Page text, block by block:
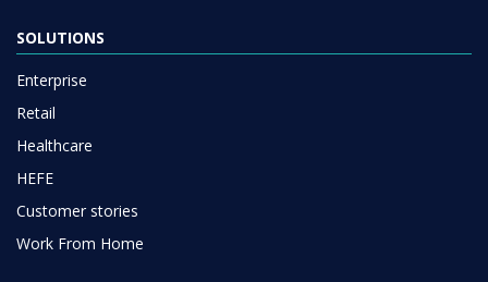
SOLUTIONS
Enterprise
Retail
Healthcare
HEFE
Customer stories
Work From Home